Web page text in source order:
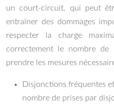
un court-circuit, qui peut
entraîner des dommages
respecter la charge
correctement le nombre
prendre les mesures
Disjonctions fréquentes
nombre de prises par